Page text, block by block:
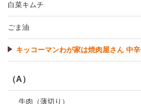
白菜キムチ
ごま油
キッコーマンわが家は焼肉屋さん 中辛
（A）
牛肉（薄切り）